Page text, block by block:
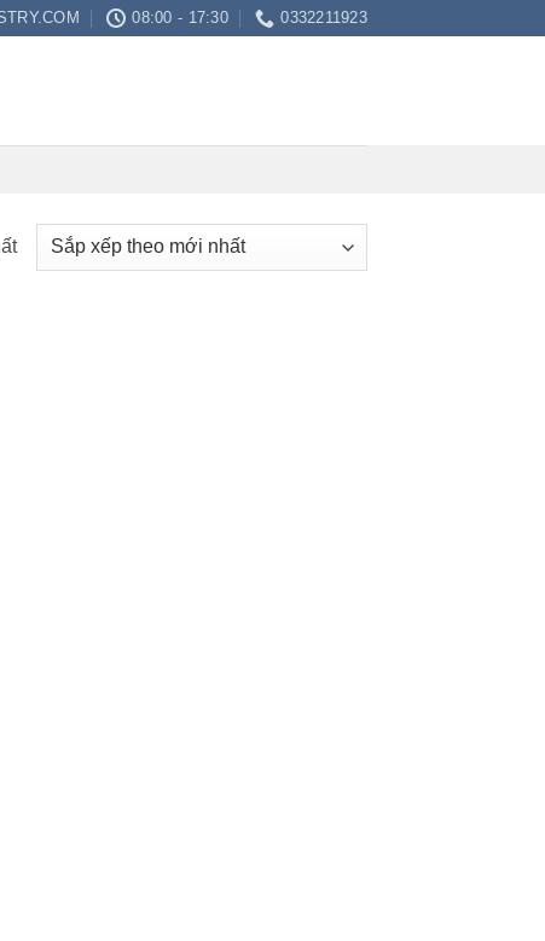
08:00 - 17:30 0332211923